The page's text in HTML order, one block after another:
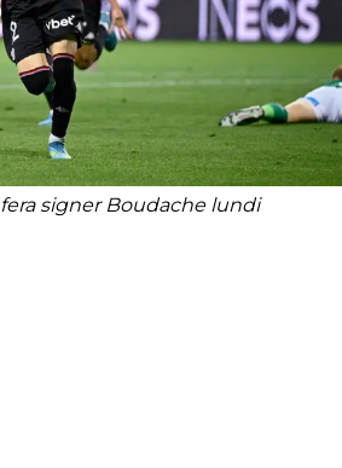
fera signer Boudache lundi